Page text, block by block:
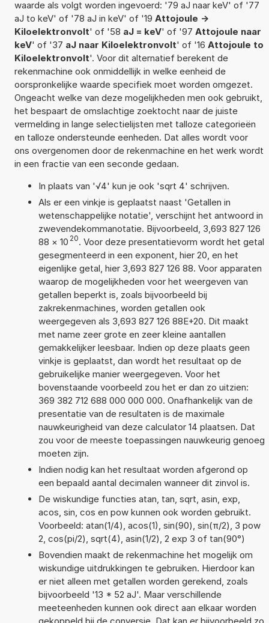
waarde als volgt worden ingevoerd: '79 aJ naar keV' of '77
aJ to keV' of '78 aJ in keV' of '19 Attojoule ->
Kiloelektronvolt' of '58 aJ = keV' of '97 Attojoule naar
keV' of '37 aJ naar Kiloelektronvolt' of '16 Attojoule to
Kiloelektronvolt'. Voor dit alternatief berekent de
rekenmachine ook onmiddellijk in welke eenheid de
oorspronkelijke waarde specifiek moet worden omgezet.
Ongeacht welke van deze mogelijkheden men ook gebruikt,
het bespaart de omslachtige zoektocht naar de juiste
vermelding in lange selectielijsten met talloze categorieën
en talloze ondersteunde eenheden. Dat alles wordt voor
ons overgenomen door de rekenmachine en het werk wordt
in een fractie van een seconde gedaan.
In plaats van '√4' kun je ook 'sqrt 4' schrijven.
Als er een vinkje is geplaatst naast 'Getallen in
wetenschappelijke notatie', verschijnt het antwoord in
zwevendekommanotatie. Bijvoorbeeld, 3,693 827 126
88 × 10 20. Voor deze presentatievorm wordt het getal
gesegmenteerd in een exponent, hier 20, en het
eigenlijke getal, hier 3,693 827 126 88. Voor apparaten
waarop de mogelijkheden voor het weergeven van
getallen beperkt is, zoals bijvoorbeeld bij
zakrekenmachines, worden getallen ook
weergegeven als 3,693 827 126 88E+20. Dit maakt
met name zeer grote en zeer kleine aantallen
gemakkelijker leesbaar. Indien op deze plaats geen
vinkje is geplaatst, dan wordt het resultaat op de
gebruikelijke manier weergegeven. Voor het
bovenstaande voorbeeld zou het er dan zo uitzien:
369 382 712 688 000 000 000. Onafhankelijk van de
presentatie van de resultaten is de maximale
nauwkeurigheid van deze calculator 14 plaatsen. Dat
zou voor de meeste toepassingen nauwkeurig genoeg
moeten zijn.
Indien nodig kan het resultaat worden afgerond op
een bepaald aantal decimalen wanneer dit zinvol is.
De wiskundige functies atan, tan, sqrt, asin, exp,
acos, sin, cos en pow kunnen ook worden gebruikt.
Voorbeeld: atan(1/4), acos(1), sin(90), sin(π/2), 3 pow
2, cos(pi/2), sqrt(4), asin(1/2), 2 exp 3 of tan(90°)
Bovendien maakt de rekenmachine het mogelijk om
wiskundige uitdrukkingen te gebruiken. Hierdoor kan
er niet alleen met getallen worden gerekend, zoals
bijvoorbeeld '13 * 52 aJ'. Maar verschillende
meeteenheden kunnen ook direct aan elkaar worden
gekoppeld bij de conversie. Dat kan er bijvoorbeeld zo